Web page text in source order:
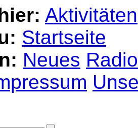
Aktivitäten
Startseite
Neues